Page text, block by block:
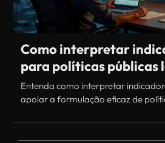
Como interpretar
para políticas públicas
Entenda como interpretar
apoiar a formulação eficaz de